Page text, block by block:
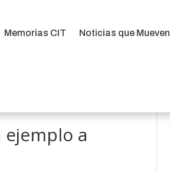
Memorias CIT Noticias que Mueven
a